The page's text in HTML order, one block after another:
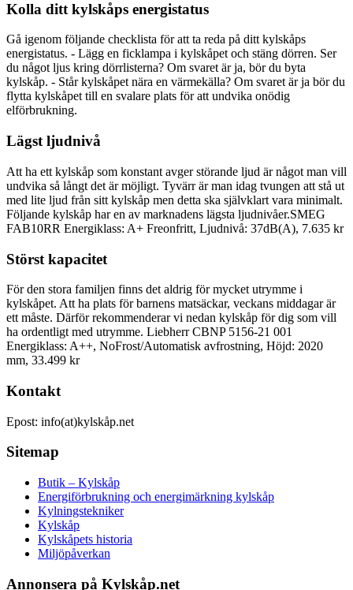
Kolla ditt kylskåps energistatus
Gå igenom följande checklista för att ta reda på ditt kylskåps
energistatus. - Lägg en ficklampa i kylskåpet och stäng dörren. Ser
du något ljus kring dörrlisterna? Om svaret är ja, bör du byta
kylskåp. - Står kylskåpet nära en värmekälla? Om svaret är ja bör du
flytta kylskåpet till en svalare plats för att undvika onödig
elförbrukning.
Lägst ljudnivå
Att ha ett kylskåp som konstant avger störande ljud är något man vill
undvika så långt det är möjligt. Tyvärr är man idag tvungen att stå ut
med lite ljud från sitt kylskåp men detta ska självklart vara minimalt.
Följande kylskåp har en av marknadens lägsta ljudnivåer.SMEG
FAB10RR Energiklass: A+ Freonfritt, Ljudnivå: 37dB(A), 7.635 kr
Störst kapacitet
För den stora familjen finns det aldrig för mycket utrymme i
kylskåpet. Att ha plats för barnens matsäckar, veckans middagar är
ett måste. Därför rekommenderar vi nedan kylskåp för dig som vill
ha ordentligt med utrymme. Liebherr CBNP 5156-21 001
Energiklass: A++, NoFrost/Automatisk avfrostning, Höjd: 2020
mm, 33.499 kr
Kontakt
Epost: info(at)kylskåp.net
Sitemap
Butik – Kylskåp
Energiförbrukning och energimärkning kylskåp
Kylningstekniker
Kylskåp
Kylskåpets historia
Miljöpåverkan
Annonsera på Kylskåp.net